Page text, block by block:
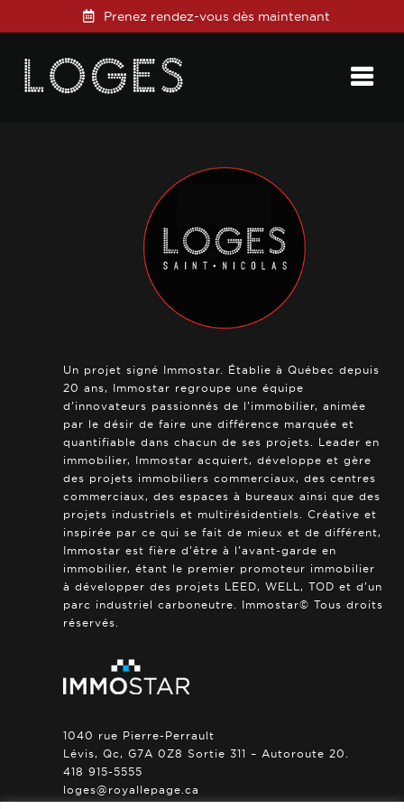
Prenez rendez-vous dès maintenant
Un projet signé Immostar. Établie à Québec depuis
20 ans, Immostar regroupe une équipe
d’innovateurs passionnés de l’immobilier, animée
par le désir de faire une différence marquée et
quantifiable dans chacun de ses projets. Leader en
immobilier, Immostar acquiert, développe et gère
des projets immobiliers commerciaux, des centres
commerciaux, des espaces à bureaux ainsi que des
projets industriels et multirésidentiels. Créative et
inspirée par ce qui se fait de mieux et de différent,
Immostar est fière d’être à l’avant-garde en
immobilier, étant le premier promoteur immobilier
à développer des projets LEED, WELL, TOD et d’un
parc industriel carboneutre. Immostar© Tous droits
réservés.
1040 rue Pierre-Perrault
Lévis, Qc, G7A 0Z8 Sortie 311 – Autoroute 20.
418 915-5555
loges@royallepage.ca